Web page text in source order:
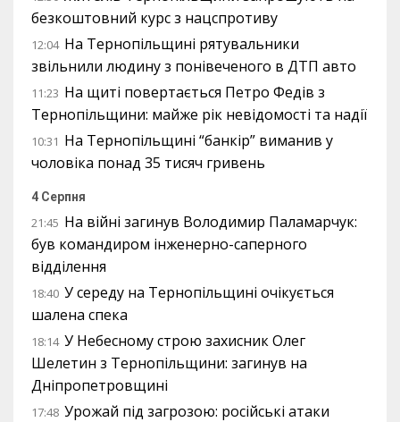
безкоштовний курс з нацспротиву
12:04 На Тернопільщині рятувальники
звільнили людину з понівеченого в ДТП авто
11:23 На щиті повертається Петро Федів з
Тернопільщини: майже рік невідомості та надії
10:31 На Тернопільщині “банкір” виманив у
чоловіка понад 35 тисяч гривень
4 Серпня
21:45 На війні загинув Володимир Паламарчук:
був командиром інженерно-саперного
відділення
18:40 У середу на Тернопільщині очікується
шалена спека
18:14 У Небесному строю захисник Олег
Шелетин з Тернопільщини: загинув на
Дніпропетровщині
17:48 Урожай під загрозою: російські атаки